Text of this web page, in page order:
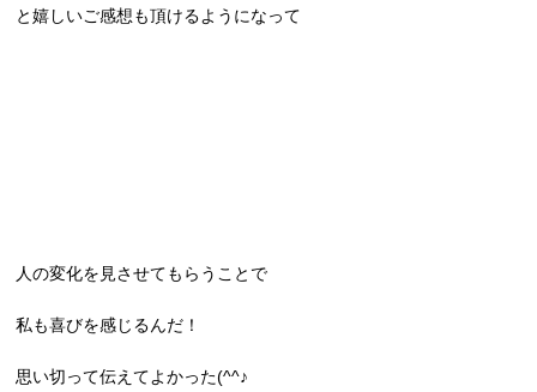
と嬉しいご感想も頂けるようになって
人の変化を見させてもらうことで
私も喜びを感じるんだ！
思い切って伝えてよかった(^^♪